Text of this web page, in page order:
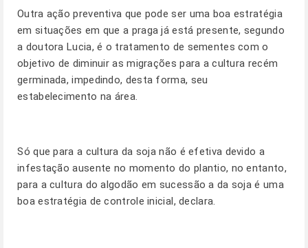
Outra ação preventiva que pode ser uma boa estratégia
em situações em que a praga já está presente, segundo
a doutora Lucia, é o tratamento de sementes com o
objetivo de diminuir as migrações para a cultura recém
germinada, impedindo, desta forma, seu
estabelecimento na área.
Só que para a cultura da soja não é efetiva devido a
infestação ausente no momento do plantio, no entanto,
para a cultura do algodão em sucessão a da soja é uma
boa estratégia de controle inicial, declara.